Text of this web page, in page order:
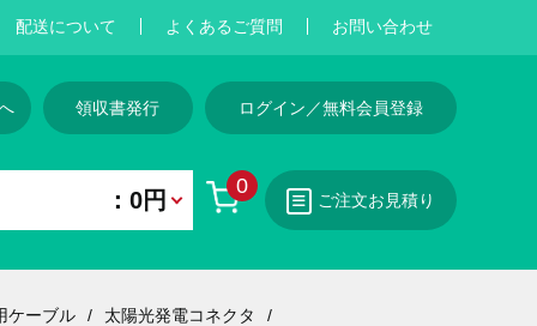
配送について よくあるご質問 お問い合わせ
領収書発行 ログイン／無料会員登録
0
：0円 ご注文お見積り
ケーブル
太陽光発電コネクタ